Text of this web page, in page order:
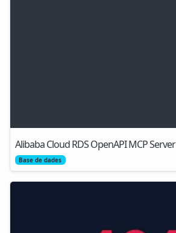
Alibaba Cloud RDS OpenAPI MCP Server
Base de dades